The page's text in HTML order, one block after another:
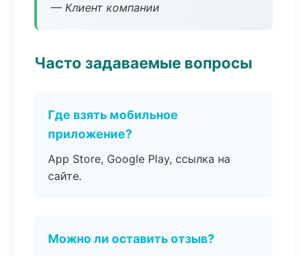
— Клиент компании
Часто задаваемые вопросы
Где взять мобильное
приложение?
App Store, Google Play, ссылка на
сайте.
Можно ли оставить отзыв?